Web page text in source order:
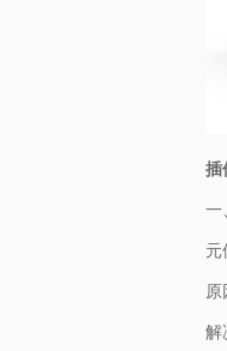
插
一
元
原
解